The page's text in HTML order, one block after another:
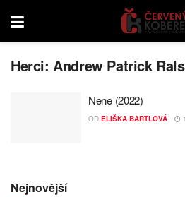
Herci:Andrew Patrick
Nene (2022)
OD ELIŠKA BARTLOVÁ
Nejnovější